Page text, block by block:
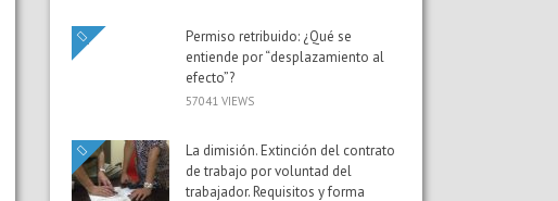
Permiso retribuido: ¿Qué se
entiende por “desplazamiento al
efecto”?
57041 VIEWS
La dimisión. Extinción del contrato
de trabajo por voluntad del
trabajador. Requisitos y forma